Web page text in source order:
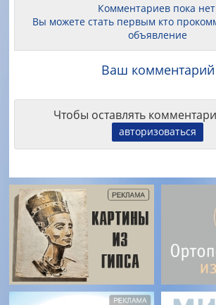
Комментариев пока
Вы можете стать первым кто
объявление
Ваш комментарий
Чтобы оставлять
авторизоваться